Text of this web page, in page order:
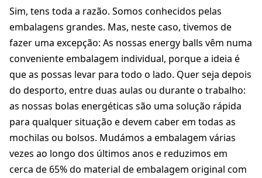
Sim, tens toda a razão. Somos conhecidos pelas
embalagens grandes. Mas, neste caso, tivemos de
fazer uma excepção: As nossas energy balls vêm numa
conveniente embalagem individual, porque a ideia é
que as possas levar para todo o lado. Quer seja depois
do desporto, entre duas aulas ou durante o trabalho:
as nossas bolas energéticas são uma solução rápida
para qualquer situação e devem caber em todas as
mochilas ou bolsos. Mudámos a embalagem várias
vezes ao longo dos últimos anos e reduzimos em
cerca de 65% do material de embalagem original com